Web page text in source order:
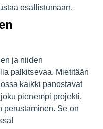
osallistumaan.
ja niiden
palkitsevaa. Mietitään
kaikki panostavat
pienempi projekti,
perustaminen. Se on